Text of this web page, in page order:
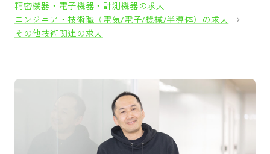
精密機器・電子機器・計測機器の求人
エンジニア・技術職（電気/電子/機械/半導体）の求人
その他技術関連の求人